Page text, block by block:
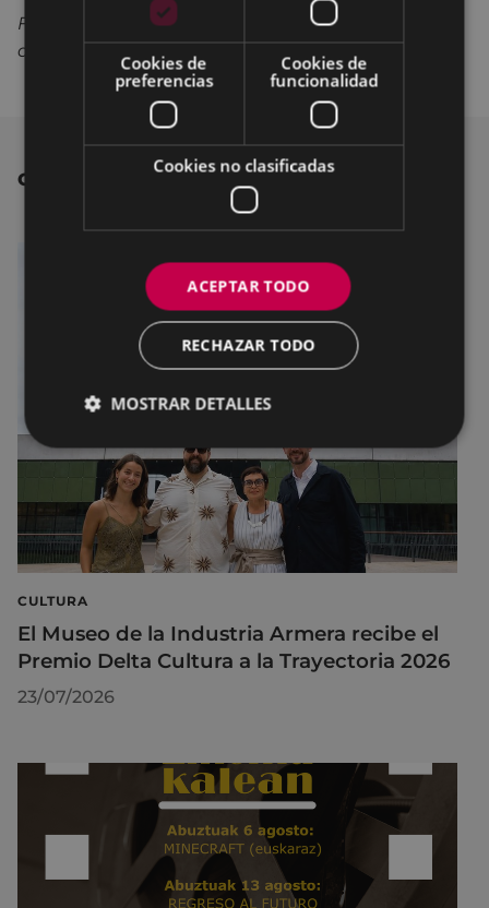
Fuente: Comisión de fotografía del Club Deportibo
de Eibar.
OTRAS NOTICIAS
CULTURA
El Museo de la Industria Armera recibe el
Premio Delta Cultura a la Trayectoria 2026
23/07/2026
Cookies de
preferencias
Cookies de
funcionalidad
Cookies no clasificadas
ACEPTAR TODO
RECHAZAR TODO
MOSTRAR DETALLES